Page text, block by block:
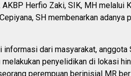
Herfio Zaki, SIK, MH melalui
SH membenarkan adanya
informasi dari masyarakat,
penyelidikan di lokasi
perempuan berinisial MR